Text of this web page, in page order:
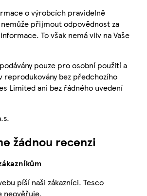
o výrobcích pravidelně
nemůže přijmout odpovědnost za
To však nemá vliv na Vaše
pouze pro osobní použití a
reprodukovány bez předchozího
Limited ani bez řádného uvedení
žádnou recenzi
píší naši zákazníci. Tesco
neověřuje.